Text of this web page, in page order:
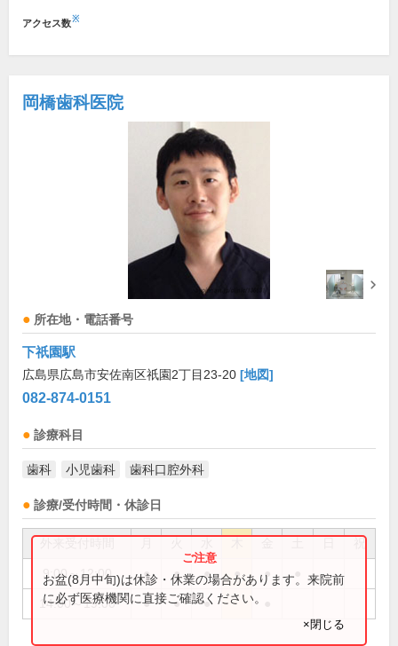
アクセス数※
岡橋歯科医院
所在地・電話番号
下祇園駅
広島県広島市安佐南区祇園2丁目23-20 [地図]
082-874-0151
診療科目
歯科 小児歯科 歯科口腔外科
診療/受付時間・休診日
祝
9:00～12:00 ● ● ● ● ●
14:00～19:00 ● ● ●
お盆(8月中旬)は休診・休業の場合があります。来院前
に必ず医療機関に直接ご確認ください。
×閉じる